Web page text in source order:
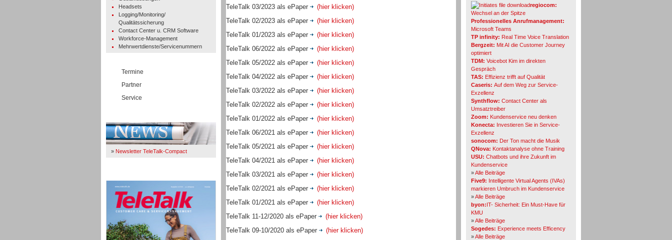
Headsets
Logging/Monitoring/
Qualitätssicherung
Contact Center u. CRM Software
Workforce-Management
Mehrwertdienste/Servicenummern
Termine
Partner
Service
» Newsletter TeleTalk-Compact
TeleTalk 03/2023 als ePaper
(hier klicken)
TeleTalk 02/2023 als ePaper
(hier klicken)
TeleTalk 01/2023 als ePaper
(hier klicken)
TeleTalk 06/2022 als ePaper
(hier klicken)
TeleTalk 05/2022 als ePaper
(hier klicken)
TeleTalk 04/2022 als ePaper
(hier klicken)
TeleTalk 03/2022 als ePaper
(hier klicken)
TeleTalk 02/2022 als ePaper
(hier klicken)
TeleTalk 01/2022 als ePaper
(hier klicken)
TeleTalk 06/2021 als ePaper
(hier klicken)
TeleTalk 05/2021 als ePaper
(hier klicken)
TeleTalk 04/2021 als ePaper
(hier klicken)
TeleTalk 03/2021 als ePaper
(hier klicken)
TeleTalk 02/2021 als ePaper
(hier klicken)
TeleTalk 01/2021 als ePaper
(hier klicken)
TeleTalk 11-12/2020 als ePaper
(hier klicken)
TeleTalk 09-10/2020 als ePaper
(hier klicken)
regiocom:
Wechsel an der Spitze
Professionelles Anrufmanagement:
Microsoft Teams
TP infinity: Real Time Voice Translation
Bergzeit: Mit AI die Customer Journey
optimiert
TDM: Voicebot Kim im direkten
Gespräch
TAS: Effizienz trifft auf Qualität
Caseris: Auf dem Weg zur Service-
Exzellenz
Synthflow: Contact Center als
Umsatztreiber
Zoom: Kundenservice neu denken
Konecta: Investieren Sie in Service-
Exzellenz
sonocom: Der Ton macht die Musik
QNova: Kontaktanalyse ohne Training
USU: Chatbots und ihre Zukunft im
Kundenservice
»Alle Beiträge
Five9: Intelligente Virtual Agents (IVAs)
markieren Umbruch im Kundenservice
»Alle Beiträge
byon:IT- Sicherheit: Ein Must-Have für
KMU
»Alle Beiträge
Sogedes: Experience meets Efficency
»Alle Beiträge